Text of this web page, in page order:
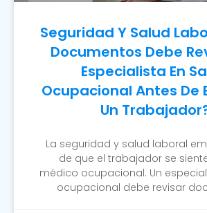
Seguridad Y Salud
Documentos Debe
Especialista En
Ocupacional Antes De
Un
La seguridad y salud laboral
de que el trabajador se
médico ocupacional. Un
ocupacional debe revisar